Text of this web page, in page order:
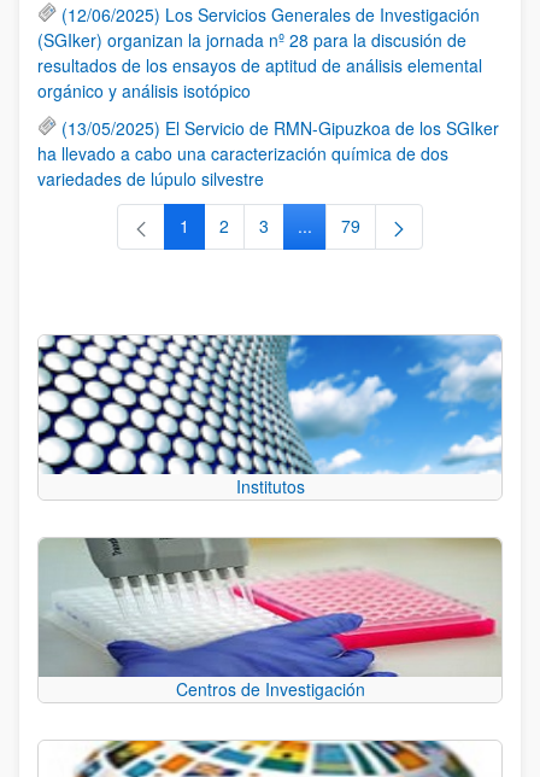
(12/06/2025) Los Servicios Generales de Investigación
(SGIker) organizan la jornada nº 28 para la discusión de
resultados de los ensayos de aptitud de análisis elemental
orgánico y análisis isotópico
(13/05/2025) El Servicio de RMN-Gipuzkoa de los SGIker
ha llevado a cabo una caracterización química de dos
variedades de lúpulo silvestre
Página
1 Página
2 Página
3 ...Páginas intermedias Use TAB
Página
79
Institutos
Centros de Investigación